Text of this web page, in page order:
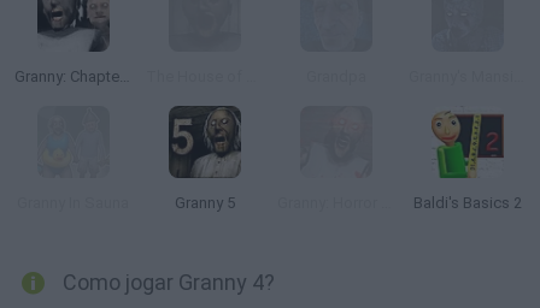
Granny: Chapter Two
Granny 5 Baldi's Basics 2
Como jogar Granny 4?